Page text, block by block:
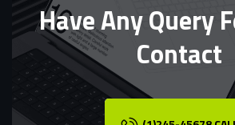
Have Any Query
Contact